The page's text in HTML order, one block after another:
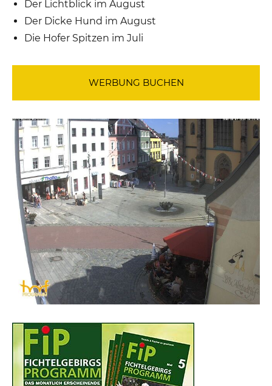
Der Lichtblick im August
Der Dicke Hund im August
Die Hofer Spitzen im Juli
WERBUNG BUCHEN